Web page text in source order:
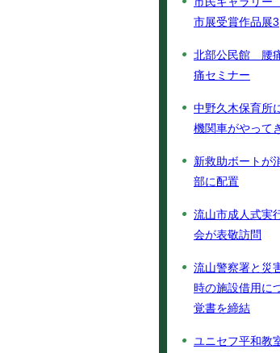
市展受賞作品展3
北部公民館 腰
痛セミナー
中野久木保育所
機関車がやって
新救助ボートが
部に配置
流山市成人式実
会が表敬訪問
流山警察署と災
時の施設借用に
覚書を締結
ユニセフ平和教